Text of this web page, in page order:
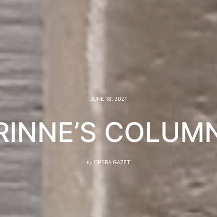
JUNE 18, 2021
by OPERA GAZET